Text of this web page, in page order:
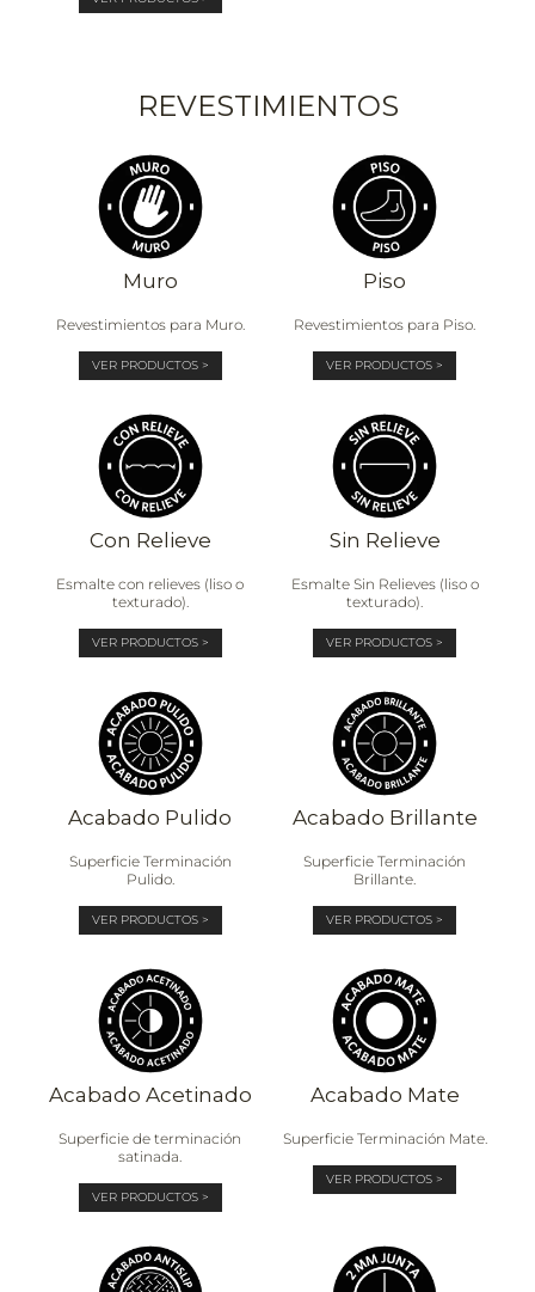
REVESTIMIENTOS
Muro
Revestimientos para Muro.
VER PRODUCTOS >
Piso
Revestimientos para Piso.
VER PRODUCTOS >
Con Relieve
Esmalte con relieves (liso o
texturado).
VER PRODUCTOS >
Sin Relieve
Esmalte Sin Relieves (liso o
texturado).
VER PRODUCTOS >
Acabado Pulido
Superficie Terminación
Pulido.
VER PRODUCTOS >
Acabado Brillante
Superficie Terminación
Brillante.
VER PRODUCTOS >
Acabado Acetinado
Superficie de terminación
satinada.
VER PRODUCTOS >
Acabado Mate
Superficie Terminación Mate.
VER PRODUCTOS >